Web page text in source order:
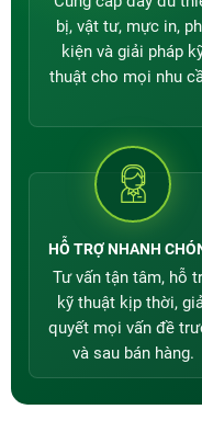
LIÊN
Gọi đặt mua
bị, vật tư, mực in,
kiện và giải pháp
thuật cho mọi nhu
HỖ TRỢ NHANH
Tư vấn tận tâm, hỗ
kỹ thuật kịp thời,
quyết mọi vấn đề
và sau bán hàng.